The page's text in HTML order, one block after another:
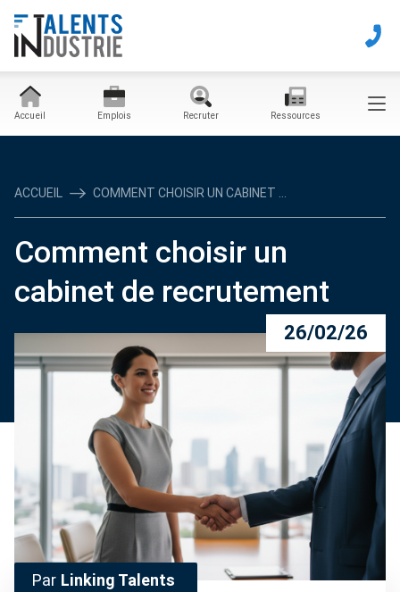
Accueil Emplois Recruter Ressources
ACCUEIL COMMENT CHOISIR UN CABINET ...
Comment choisir un
cabinet de recrutement
26/02/26
Par Linking Talents